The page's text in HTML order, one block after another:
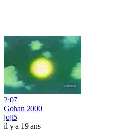
2:07
Gohan 2000
joji5
il y a 19 ans